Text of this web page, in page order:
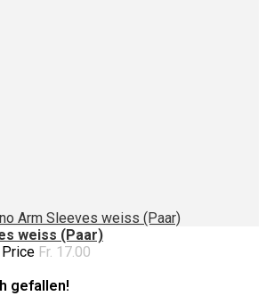
Arm Sleeves weiss (Paar)
weiss (Paar)
Price Fr. 17.00
gefallen!